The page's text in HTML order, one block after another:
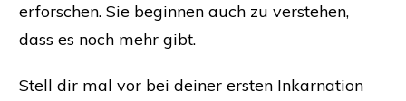
erforschen. Sie beginnen auch zu verstehen,
dass es noch mehr gibt.
Stell dir mal vor bei deiner ersten Inkarnation